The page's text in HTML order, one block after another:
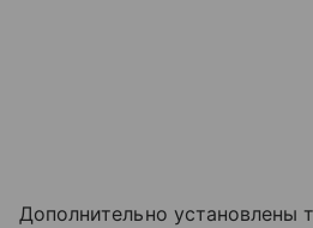
Дополнительно установлены